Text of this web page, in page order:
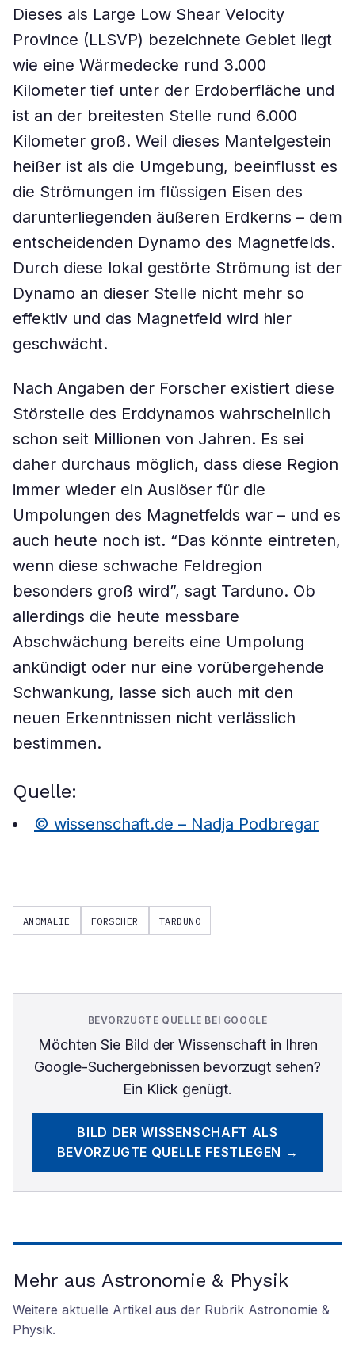
Dieses als Large Low Shear Velocity
Province (LLSVP) bezeichnete Gebiet liegt
wie eine Wärmedecke rund 3.000
Kilometer tief unter der Erdoberfläche und
ist an der breitesten Stelle rund 6.000
Kilometer groß. Weil dieses Mantelgestein
heißer ist als die Umgebung, beeinflusst es
die Strömungen im flüssigen Eisen des
darunterliegenden äußeren Erdkerns – dem
entscheidenden Dynamo des Magnetfelds.
Durch diese lokal gestörte Strömung ist der
Dynamo an dieser Stelle nicht mehr so
effektiv und das Magnetfeld wird hier
geschwächt.
Nach Angaben der Forscher existiert diese
Störstelle des Erddynamos wahrscheinlich
schon seit Millionen von Jahren. Es sei
daher durchaus möglich, dass diese Region
immer wieder ein Auslöser für die
Umpolungen des Magnetfelds war – und es
auch heute noch ist. “Das könnte eintreten,
wenn diese schwache Feldregion
besonders groß wird”, sagt Tarduno. Ob
allerdings die heute messbare
Abschwächung bereits eine Umpolung
ankündigt oder nur eine vorübergehende
Schwankung, lasse sich auch mit den
neuen Erkenntnissen nicht verlässlich
bestimmen.
Quelle:
© wissenschaft.de – Nadja Podbregar
ANOMALIE FORSCHER TARDUNO
BEVORZUGTE QUELLE BEI GOOGLE
Möchten Sie Bild der Wissenschaftin Ihren
Google-Suchergebnissen bevorzugt sehen?
Ein Klick genügt.
BILD DER WISSENSCHAFT ALS
BEVORZUGTE QUELLE FESTLEGEN →
Mehr aus Astronomie & Physik
Weitere aktuelle Artikel aus der Rubrik Astronomie &
Physik.